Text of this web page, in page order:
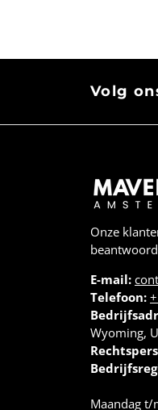
Volg
Onze
E-mail:
Telefoon:
Wyoming,
Maandag